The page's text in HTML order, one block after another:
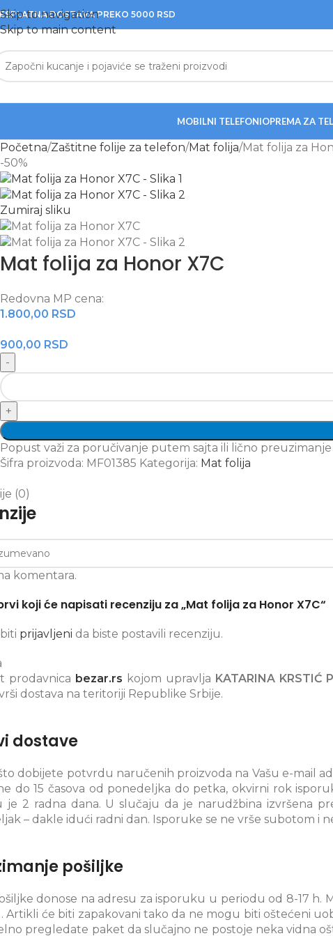
Skip to navigation
Skip to main content
DOSTAVA PREKO 5000 RSD
MOBILNI TELEFONIOPREMA ZA
Početna Zaštitne folije za telefon Mat folija Mat folija za
-50%
Zumiraj sliku
Mat folija za Honor X7C
Redovna MP cena:
1.800,00 RSD
900,00 RSD
Popust važi za poručivanje putem sajta ili lično
Šifra proizvoda: MF01385 Kategorija: Mat folija
(0)
komentara.
koji će napisati recenziju za „Mat folija za Honor X7C“
prijavljeni da biste postavili recenziju.
prodavnica bezar.rs kojom upravlja KATARINA KRSTIĆ
dostava na teritoriji Republike Srbije.
dostave
dobijete potvrdu naručenih proizvoda na Vašu e-mail
do 15 časova od ponedeljka do petka, okvirni rok
je 2 radna dana. U slučaju da je narudžbina izvršena
– dakle idući radni dan. Isporuke se ne vrše subotom i
pošiljke
donose na adresu za isporuku u periodu od 8-17
Artikli će biti zapakovani tako da ne mogu biti oštećeni
pregledate paket da slučajno ne postoje neka vidna